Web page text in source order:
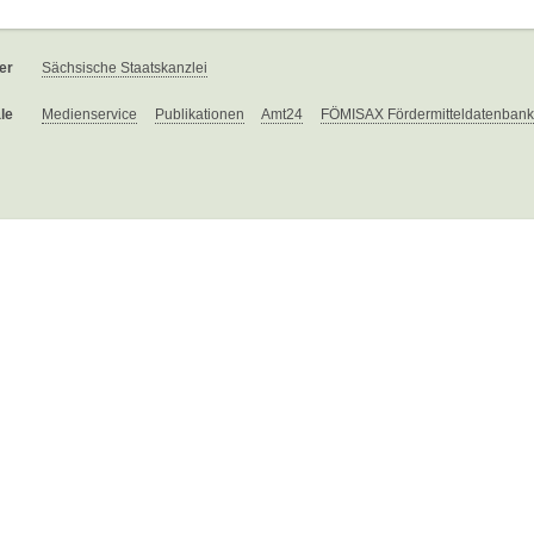
Sächsische Staatskanzlei
Medienservice Publikationen Amt24 FÖMISAX Fördermitteldatenbank